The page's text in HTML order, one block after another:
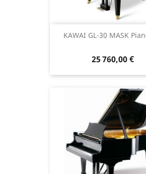
KAWAI GL-30 MASK
25 760,00 €